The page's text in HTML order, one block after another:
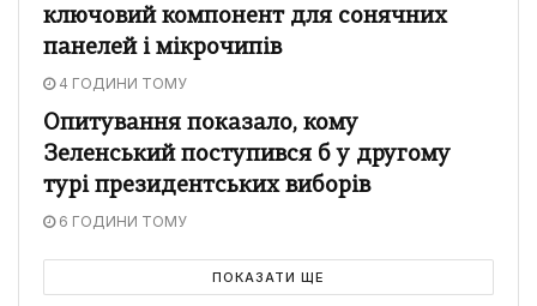
ключовий компонент для сонячних
панелей і мікрочипів
4 ГОДИНИ ТОМУ
Опитування показало, кому
Зеленський поступився б у другому
турі президентських виборів
6 ГОДИНИ ТОМУ
ПОКАЗАТИ ЩЕ